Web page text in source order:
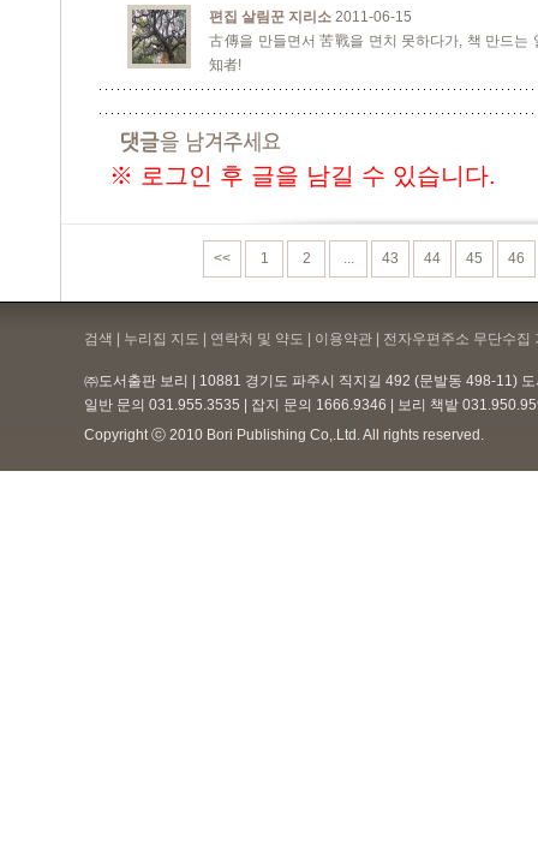
편집 살림꾼 지리소 2011-06-15
古傳을 만들면서 苦戰을 면치 못하다가, 책 만드는
知者!
※ 로그인 후 글을 남길 수 있습니다.
<< 1 2 ... 43 44 45 46
검색 | 누리집 지도 | 연락처 및 약도 | 이용약관 | 전자우편주소 무단수집
㈜도서출판 보리 | 10881 경기도 파주시 직지길 492 (문발동 498-11)
일반 문의 031.955.3535 | 잡지 문의 1666.9346 | 보리 책밭
Copyright ⓒ 2010 Bori Publishing Co,.Ltd. All rights reserved.